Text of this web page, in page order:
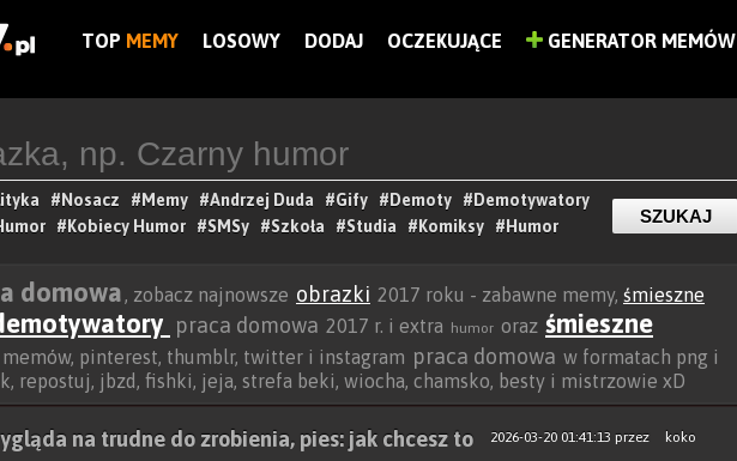
TOP MEMY LOSOWY DODAJ OCZEKUJĄCE GENERATOR MEMÓW
#Nosacz #Memy #Andrzej Duda #Gify #Demoty
#Demotywatory
#Kobiecy Humor #SMSy #Szkoła #Studia #Komiksy #Humor
domowa, zobacz najnowsze obrazki 2017 roku - zabawne memy, śmieszne
praca domowa 2017 r. i extra humor oraz śmieszne
pinterest, thumblr, twitter i instagram praca domowa w formatach png i
repostuj, jbzd, fishki, jeja, strefa beki, wiocha, chamsko, besty i mistrzowie xD
2026-03-20 01:41:13 przez koko
na trudne do zrobienia, pies: jak chcesz to